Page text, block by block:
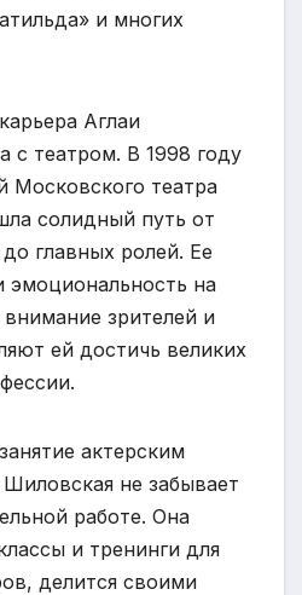
и многих
Аглаи
с театром. В 1998 году
Московского театра
солидный путь от
главных ролей. Ее
эмоциональность на
зрителей и
ей достичь великих
актерским
не забывает
работе. Она
и тренинги для
делится своими